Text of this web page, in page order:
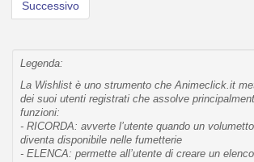
Successivo
Legenda:
La Wishlist è uno strumento che Animeclick.it
dei suoi utenti registrati che assolve
funzioni:
- RICORDA: avverte l’utente quando un
diventa disponibile nelle fumetterie
- ELENCA: permette all’utente di creare un